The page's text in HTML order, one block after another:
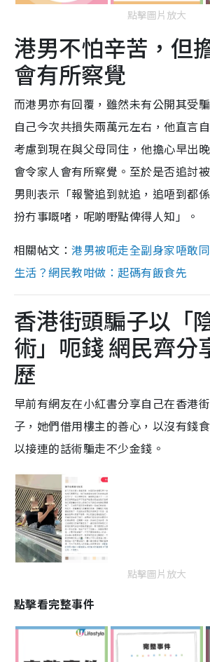
點擊圖片放大
港男不怕辛苦，但
會有所察覺
而港男亦有回覆，雖然未有公開其受
自己今次共損失兩萬元左右，他直言
考慮到現在與父母同住，他擔心早出
會令家人會有所察覺。至於是否追討
男則表示「報警追到就追，追唔到都
扮冇事嘅啫，呢啲嘢點俾得人知」。
相關帖文：港男被呃走全副身家唔敢
生活？網民教咁做：起碼有飯食先
香港街頭騙子以「
術」呃錢 網民齊分
歷
早前有網友在小紅書分享自己在香港
子，她們借用樓主的善心，以沒有錢
以接連的話術騙走不少金錢。
點擊圖片放大
點擊看完整事件